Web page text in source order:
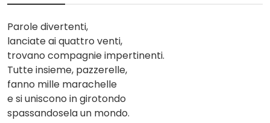
Parole divertenti,
lanciate ai quattro venti,
trovano compagnie impertinenti.
Tutte insieme, pazzerelle,
fanno mille marachelle
e si uniscono in girotondo
spassandosela un mondo.